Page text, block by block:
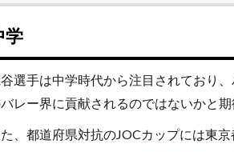
学
選手は中学時代から注目されており
レー界に貢献されるのではないかと期
た、都道府県対抗のJOCカップには東